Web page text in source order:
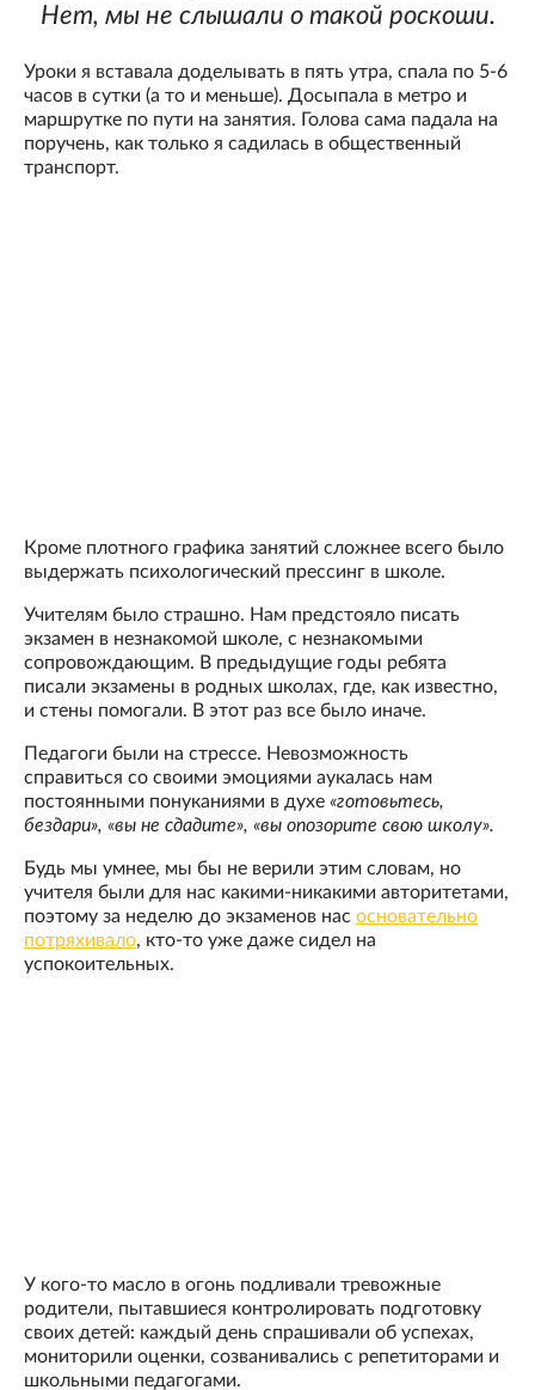
Нет, мы не слышали о такой роскоши.
Уроки я вставала доделывать в пять утра, спала по 5-6
часов в сутки (а то и меньше). Досыпала в метро и
маршрутке по пути на занятия. Голова сама падала на
поручень, как только я садилась в общественный
транспорт.
Кроме плотного графика занятий сложнее всего было
выдержать психологический прессинг в школе.
Учителям было страшно. Нам предстояло писать
экзамен в незнакомой школе, с незнакомыми
сопровождающим. В предыдущие годы ребята
писали экзамены в родных школах, где, как известно,
и стены помогали. В этот раз все было иначе.
Педагоги были на стрессе. Невозможность
справиться со своими эмоциями аукалась нам
постоянными понуканиями в духе «готовьтесь,
бездари», «вы не сдадите», «вы опозорите свою школу».
Будь мы умнее, мы бы не верили этим словам, но
учителя были для нас какими-никакими авторитетами,
поэтому за неделю до экзаменов нас основательно
потряхивало, кто-то уже даже сидел на
успокоительных.
У кого-то масло в огонь подливали тревожные
родители, пытавшиеся контролировать подготовку
своих детей: каждый день спрашивали об успехах,
мониторили оценки, созванивались с репетиторами и
школьными педагогами.